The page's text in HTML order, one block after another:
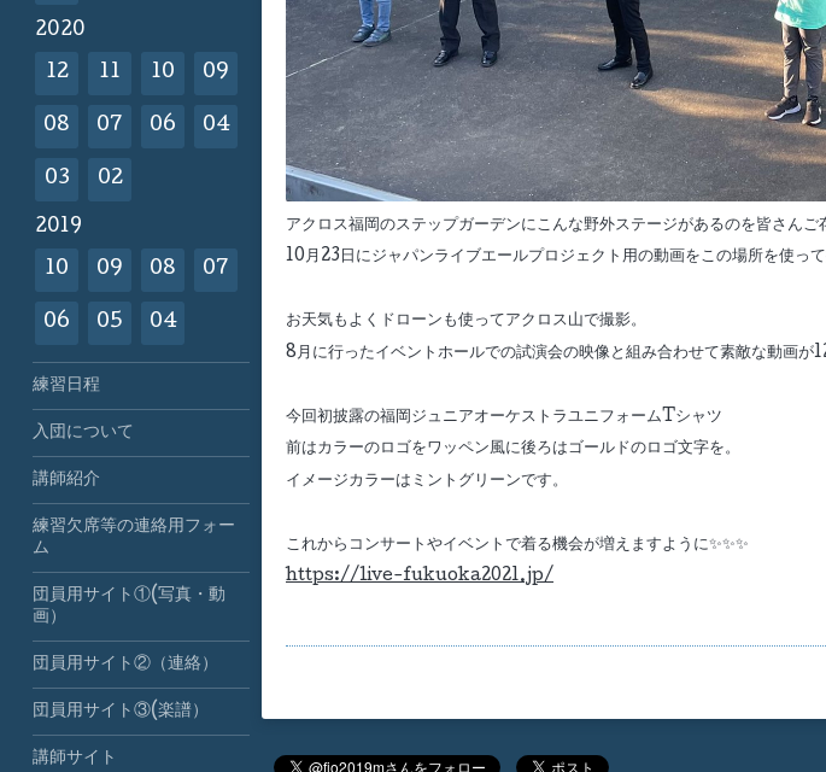
アクロス福岡のステップガーデンにこんな野外ステージがあるのを皆さんご
10月23日にジャパンライブエールプロジェクト用の動画をこの場所を使って
お天気もよくドローンも使ってアクロス山で撮影。
8月に行ったイベントホールでの試演会の映像と組み合わせて素敵な動画が
今回初披露の福岡ジュニアオーケストラユニフォームTシャツ
前はカラーのロゴをワッペン風に後ろはゴールドのロゴ文字を。
イメージカラーはミントグリーンです。
これからコンサートやイベントで着る機会が増えますように✨✨✨
https://live-fukuoka2021.jp/
2020
12 11 10 09
08 07 06 04
03 02
2019
10 09 08 07
06 05 04
練習日程
入団について
講師紹介
練習欠席等の連絡用フォー
ム
団員用サイト①(写真・動
画）
団員用サイト②（連絡）
団員用サイト③(楽譜）
講師サイト